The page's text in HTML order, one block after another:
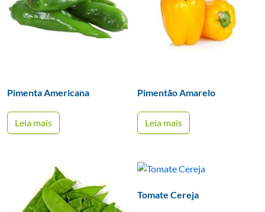
Pimenta Americana
Leia mais
Pimentão Amarelo
Leia mais
Tomate Cereja